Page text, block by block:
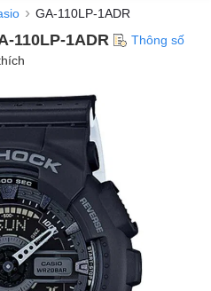
GA-110LP-1ADR
110LP-1ADR
Thông số